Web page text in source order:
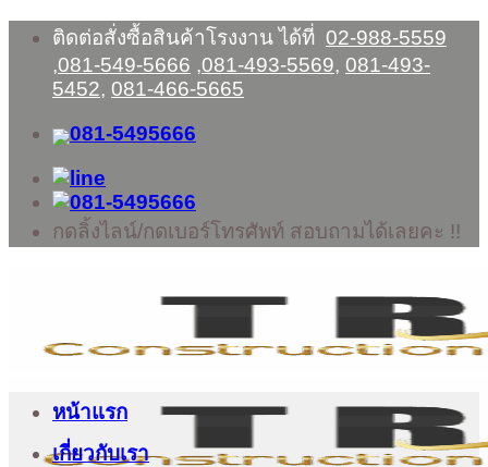
Skip
content
ติดต่อสั่งซื้อสินค้าโรงงาน ได้ที่ 02-988-5559
,081-549-5666 ,081-493-5569, 081-493-
5452, 081-466-5665
กดลิ้งไลน์/กดเบอร์โทรศัพท์ สอบถามได้เลยคะ !!
หน้าแรก
เกี่ยวกับเรา